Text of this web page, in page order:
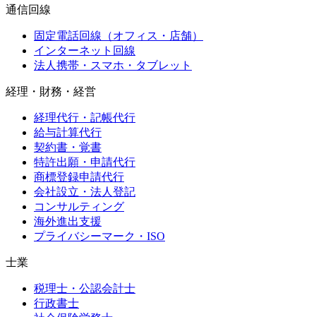
通信回線
固定電話回線（オフィス・店舗）
インターネット回線
法人携帯・スマホ・タブレット
経理・財務・経営
経理代行・記帳代行
給与計算代行
契約書・覚書
特許出願・申請代行
商標登録申請代行
会社設立・法人登記
コンサルティング
海外進出支援
プライバシーマーク・ISO
士業
税理士・公認会計士
行政書士